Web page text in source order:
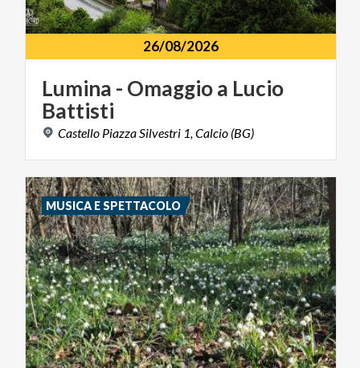
26/08/2026
Lumina - Omaggioa Lucio
Battisti
Castello PiazzaSilvestri 1,Calcio (BG)
MUSICA E SPETTACOLO